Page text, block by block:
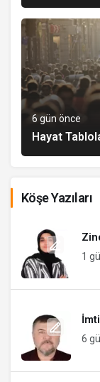
6 gün önce
Hayat
Köşe Yazıları
1
6